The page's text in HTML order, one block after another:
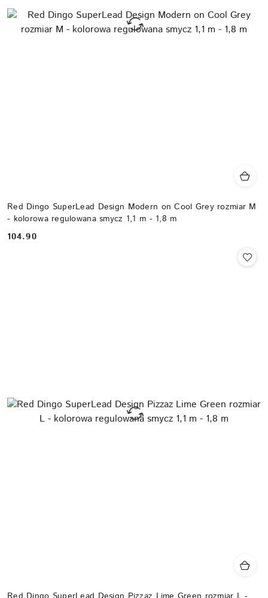
Red Dingo SuperLead Design Modern on Cool Grey rozmiar M
- kolorowa regulowana smycz 1,1 m - 1,8 m
Cena:
104.90